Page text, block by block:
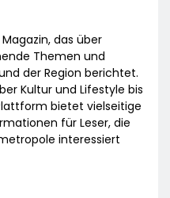
das über
Themen und
der Region berichtet.
Kultur und Lifestyle bis
bietet vielseitige
für Leser, die
interessiert